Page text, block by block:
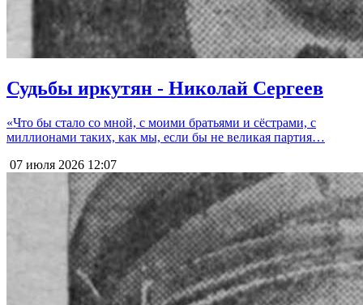
Судьбы иркутян - Николай Сергеев
«Что бы стало со мной, с моими братьями и сёстрами, с
миллионами таких, как мы, если бы не великая партия…
07 июля 2026 12:07